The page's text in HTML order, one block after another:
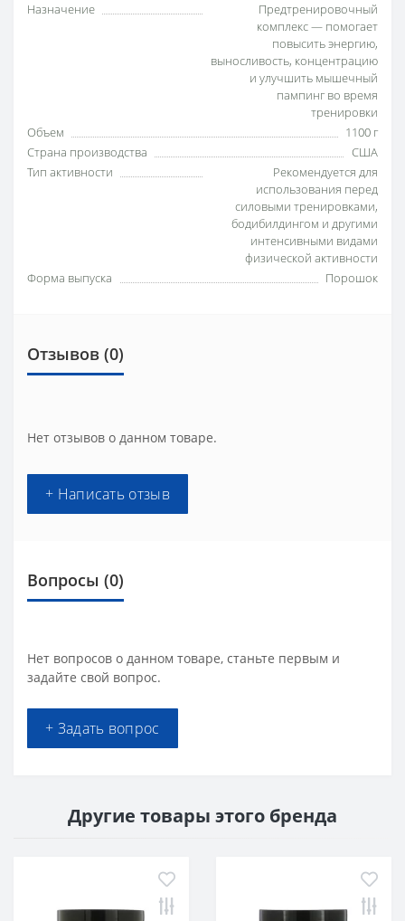
Назначение
Предтренировочный
комплекс — помогает
повысить энергию,
выносливость, концентрацию
и улучшить мышечный
пампинг во время
тренировки
Объем
1100 г
Страна производства
США
Тип активности
Рекомендуется для
использования перед
силовыми тренировками,
бодибилдингом и другими
интенсивными видами
физической активности
Форма выпуска
Порошок
Отзывов (0)
Нет отзывов о данном товаре.
+ Написать отзыв
Вопросы (0)
Нет вопросов о данном товаре, станьте первым и
задайте свой вопрос.
+ Задать вопрос
Другие товары этого бренда